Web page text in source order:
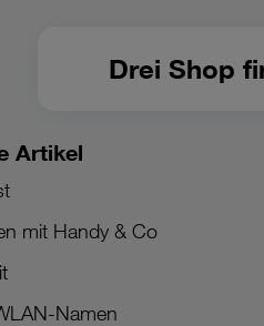
Drei Shop
Artikel
mit Handy & Co
Namen